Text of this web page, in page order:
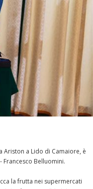
Ariston a Lido di Camaiore, è
Francesco Belluomini.
la frutta nei supermercati